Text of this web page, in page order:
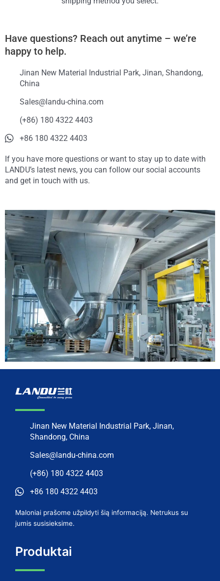
Have questions? Reach out anytime – we’re
happy to help.
Jinan New Material Industrial Park, Jinan, Shandong,
China
Sales@landu-china.com
(+86) 180 4322 4403
+86 180 4322 4403
If you have more questions or want to stay up to date with
LANDU’s latest news, you can follow our social accounts
and get in touch with us.
Jinan New Material Industrial Park, Jinan,
Shandong, China
Sales@landu-china.com
(+86) 180 4322 4403
+86 180 4322 4403
Maloniai prašome užpildyti šią informaciją. Netrukus su
jumis susisieksime.
Produktai